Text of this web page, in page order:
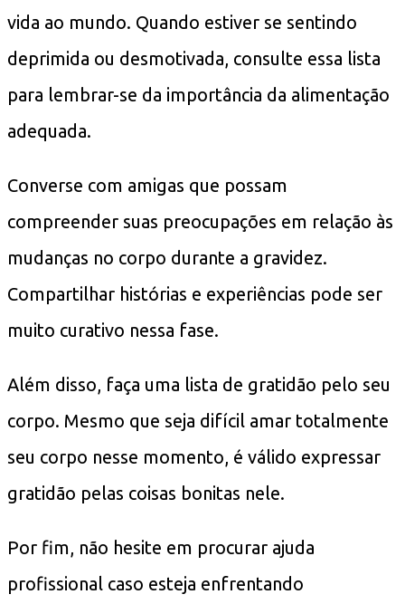
vida ao mundo. Quando estiver se sentindo
deprimida ou desmotivada, consulte essa lista
para lembrar-se da importância da alimentação
adequada.
Converse com amigas que possam
compreender suas preocupações em relação às
mudanças no corpo durante a gravidez.
Compartilhar histórias e experiências pode ser
muito curativo nessa fase.
Além disso, faça uma lista de gratidão pelo seu
corpo. Mesmo que seja difícil amar totalmente
seu corpo nesse momento, é válido expressar
gratidão pelas coisas bonitas nele.
Por fim, não hesite em procurar ajuda
profissional caso esteja enfrentando